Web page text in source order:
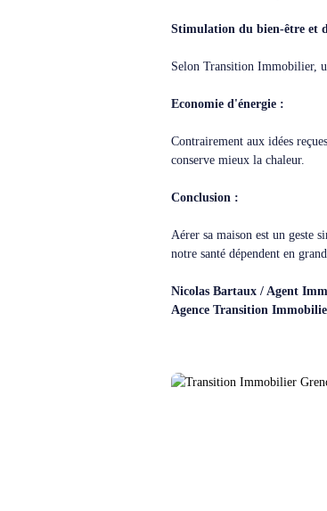
Stimulation du bien-être et
Selon Transition Immobilier,
Economie d'énergie :
Contrairement aux idées
conserve mieux la chaleur.
Conclusion :
Aérer sa maison est un geste
notre santé dépendent en
Nicolas Bartaux / Agent
Agence Transition